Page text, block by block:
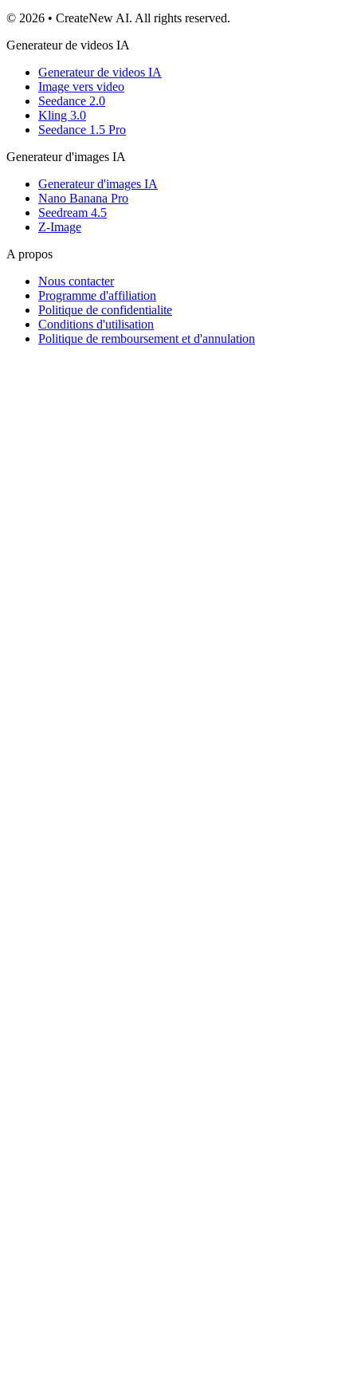
© 2026 • CreateNew AI. All rights reserved.
Generateur de videos IA
Generateur de videos IA
Image vers video
Seedance 2.0
Kling 3.0
Seedance 1.5 Pro
Generateur d'images IA
Generateur d'images IA
Nano Banana Pro
Seedream 4.5
Z-Image
A propos
Nous contacter
Programme d'affiliation
Politique de confidentialite
Conditions d'utilisation
Politique de remboursement et d'annulation